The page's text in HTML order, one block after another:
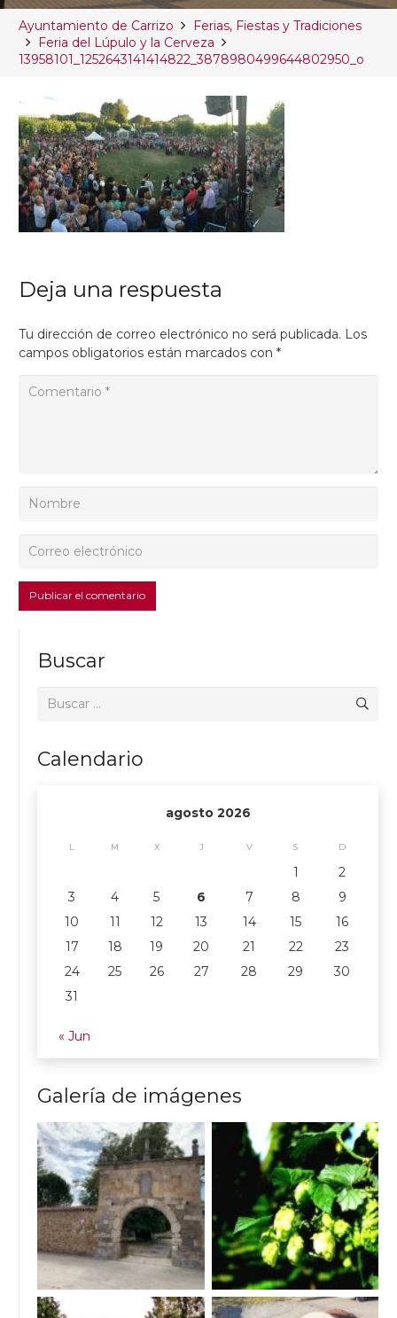
Ayuntamiento de Carrizo
Ferias, Fiestas y Tradiciones
Feria del Lúpulo y la Cerveza
13958101_1252643141414822_3878980499644802950_o
Deja una respuesta
Tu dirección de correo electrónico no será publicada. Los
campos obligatorios están marcados con *
Publicar el comentario
Buscar
Buscar:
Calendario
agosto 2026
L M X J V S D
1
2
3
4 5 6 7 8
9
10
11 12 13 14 15
16
17
18 19 20 21 22
23
24
25 26 27 28 29
30
31
« Jun
Galería de imágenes